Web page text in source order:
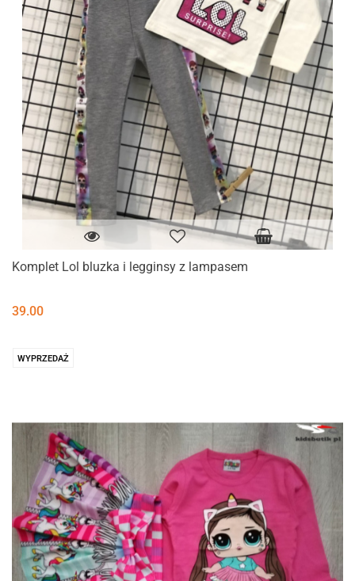
Komplet Lol bluzka i legginsy z lampasem
39.00
WYPRZEDAŻ